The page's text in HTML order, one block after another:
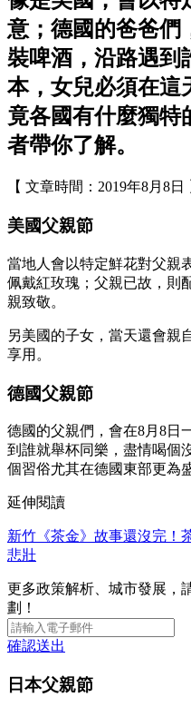
意；德國的爸爸們
裝啤酒，沿路遇到
本，女兒必須在這
竟各國有什麼獨特
者帶你了解。
【 文章時間：2019年8月8日
美國父親節
當地人會以特定鮮花對父親
佩戴紅玫瑰；父親已故，則
親致敬。
另美國的子女，當天還會親
享用。
德國父親節
德國的父親們，會在8月8日
到誰就舉杯同樂，盡情喝個
個習俗尤其在德國東部更為
延伸閱讀
新竹《茶金》故事還沒完！
悲壯
更多政策解析、城市發展，
劃！
確認送出
日本父親節